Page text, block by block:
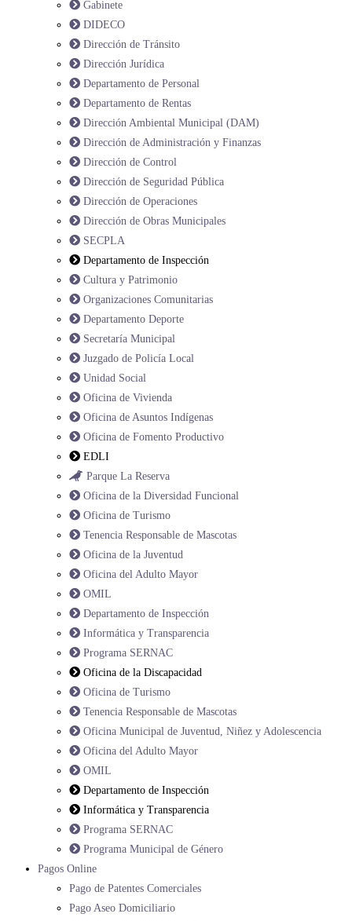
Gabinete
DIDECO
Dirección de Tránsito
Dirección Jurídica
Departamento de Personal
Departamento de Rentas
Dirección Ambiental Municipal (DAM)
Dirección de Administración y Finanzas
Dirección de Control
Dirección de Seguridad Pública
Dirección de Operaciones
Dirección de Obras Municipales
SECPLA
Departamento de Inspección
Cultura y Patrimonio
Organizaciones Comunitarias
Departamento Deporte
Secretaría Municipal
Juzgado de Policía Local
Unidad Social
Oficina de Vivienda
Oficina de Asuntos Indígenas
Oficina de Fomento Productivo
EDLI
Parque La Reserva
Oficina de la Diversidad Funcional
Oficina de Turismo
Tenencia Responsable de Mascotas
Oficina de la Juventud
Oficina del Adulto Mayor
OMIL
Departamento de Inspección
Informática y Transparencia
Programa SERNAC
Oficina de la Discapacidad
Oficina de Turismo
Tenencia Responsable de Mascotas
Oficina Municipal de Juventud, Niñez y Adolescencia
Oficina del Adulto Mayor
OMIL
Departamento de Inspección
Informática y Transparencia
Programa SERNAC
Programa Municipal de Género
Pagos Online
Pago de Patentes Comerciales
Pago Aseo Domiciliario